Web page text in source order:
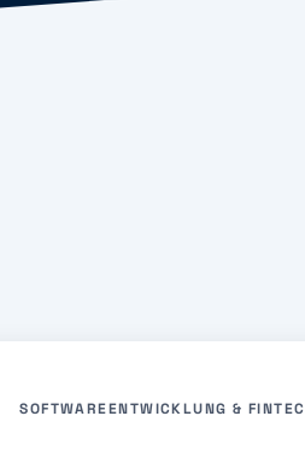
SOFTWAREENTWICKLUNG &